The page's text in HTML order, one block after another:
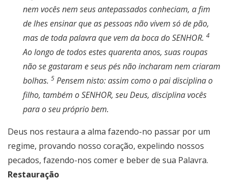
nem vocês nem seus antepassados conheciam, a fim
de lhes ensinar que as pessoas não vivem só de pão,
mas de toda palavra que vem da boca do SENHOR. 4
Ao longo de todos estes quarenta anos, suas roupas
não se gastaram e seus pés não incharam nem criaram
bolhas. 5 Pensem nisto: assim como o pai disciplina o
filho, também o SENHOR, seu Deus, disciplina vocês
para o seu próprio bem.
Deus nos restaura a alma fazendo-no passar por um
regime, provando nosso coração, expelindo nossos
pecados, fazendo-nos comer e beber de sua Palavra.
Restauração